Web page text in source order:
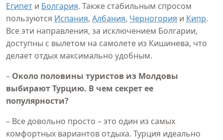
Египет и Болгария. Также стабильным спросом
пользуются Испания, Албания, Черногория и Кипр.
Все эти направления, за исключением Болгарии,
доступны с вылетом на самолете из Кишинева, что
делает отдых максимально удобным.
– Около половины туристов из Молдовы
выбирают Турцию. В чем секрет ее
популярности?
– Все довольно просто – это один из самых
комфортных вариантов отдыха. Турция идеально